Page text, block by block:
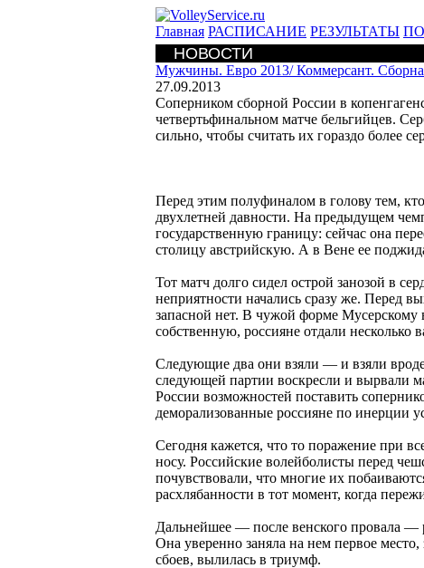
Главная РАСПИСАНИЕ РЕЗУЛЬТАТЫ
НОВОСТИ
Мужчины. Евро 2013/Коммерсант.
27.09.2013
Соперником сборной России в
четвертьфинальном матче бельгийцев.
сильно, чтобы считать их гораздо более
Перед этим полуфиналом в голову тем,
двухлетней давности. На предыдущем
государственную границу: сейчас она
столицу австрийскую. А в Вене ее
Тот матч долго сидел острой занозой в
неприятности начались сразу же. Перед
запасной нет. В чужой форме Мусерскому
собственную, россияне отдали несколько
Следующие два они взяли — и взяли
следующей партии воскресли и вырвали
России возможностей поставить
деморализованные россияне по инерции
Сегодня кажется, что то поражение при
носу. Российские волейболисты перед
почувствовали, что многие их
расхлябанности в тот момент, когда
Дальнейшее — после венского провала —
Она уверенно заняла на нем первое
сбоев, вылилась в триумф.